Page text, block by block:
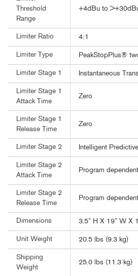
Threshold
Range
+4dBu to
Limiter Ratio 4:1
Limiter Type PeakStopPlus®
Limiter Stage 1 Instantaneous
Limiter Stage 1
Attack Time
Zero
Limiter Stage 1
Release Time
Zero
Limiter Stage 2 Intelligent
Limiter Stage 2
Attack Time
Program
Limiter Stage 2
Release Time
Program
Dimensions 3.5” H X 19” W X
Unit Weight 20.5 lbs (9.3 kg)
Shipping
Weight
25.0 lbs (11.3 kg)